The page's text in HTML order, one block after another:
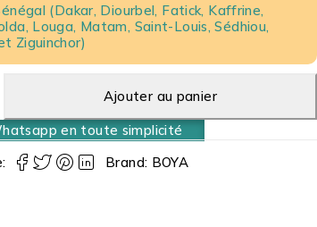
(Dakar, Diourbel, Fatick, Kaffrine,
Louga, Matam, Saint-Louis, Sédhiou,
Ziguinchor)
Ajouter au panier
en toute simplicité
Brand: BOYA